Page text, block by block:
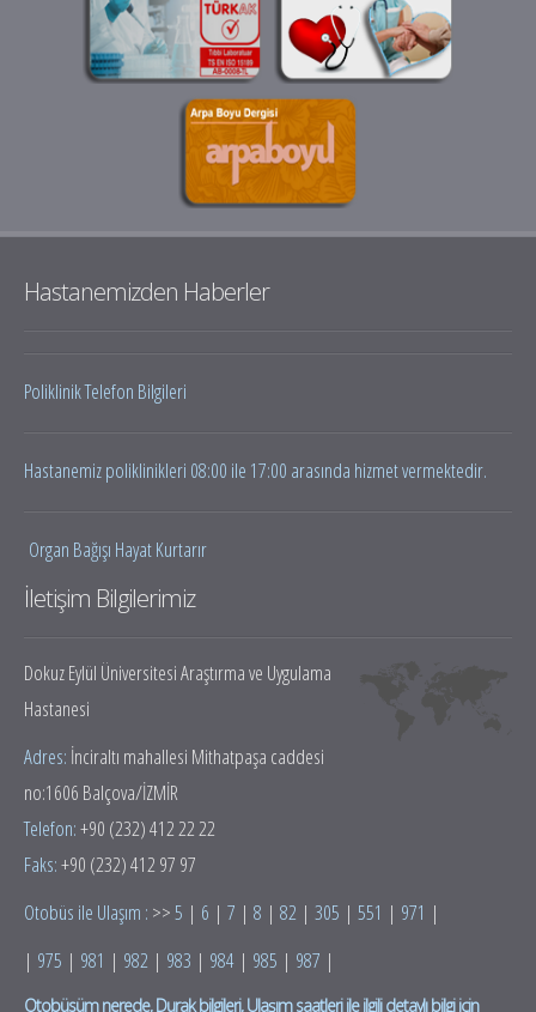
Hastanemizden Haberler
Poliklinik Telefon Bilgileri
Hastanemiz poliklinikleri 08:00 ile 17:00 arasında hizmet vermektedir.
Organ Bağışı Hayat Kurtarır
İletişim Bilgilerimiz
Dokuz Eylül Üniversitesi Araştırma ve Uygulama
Hastanesi
Adres: İnciraltı mahallesi Mithatpaşa caddesi
no:1606 Balçova/İZMİR
Telefon:+90 (232) 412 22 22
Faks:+90 (232) 412 97 97
Otobüs ile Ulaşım : >>5 | 6 | 7 | 8 | 82 | 305 | 551 | 971 |
| 975 | 981 | 982 | 983 | 984 | 985 | 987 |
Otobüsüm nerede, Durak bilgileri, Ulaşım saatleri ile ilgili detaylı bilgi için